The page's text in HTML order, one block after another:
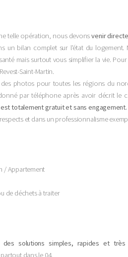
telle opération, nous devonsvenir
un bilan complet sur l'état du
mais surtout vous simplifier la vie.
Saint-Martin.
photos pour toutes les régions du
par téléphone après avoir décrit le
totalement gratuit et sans engagement.
et dans un professionnalisme
/ Appartement
de déchets à traiter
des solutions simples, rapides et très
dans le 04.